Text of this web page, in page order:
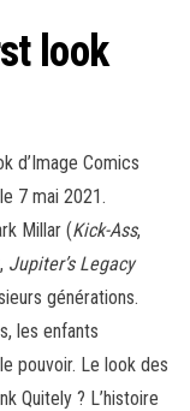
look
d’Image Comics
7 mai 2021.
Millar (Kick-Ass,
Jupiter’s Legacy
générations.
les enfants
pouvoir. Le look des
Quitely ? L’histoire